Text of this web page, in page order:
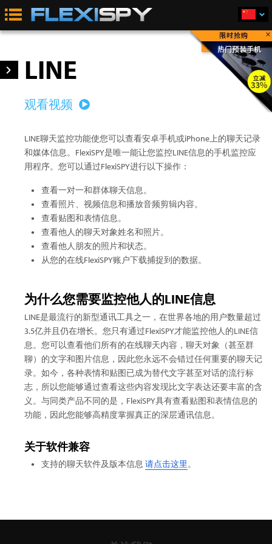
立即购买 ×
LINE
观看视频
LINE聊天监控功能使您可以查看安卓手机或iPhone上的聊天记录
和媒体信息。FlexiSPY是唯一能让您监控LINE信息的手机监控应
用程序。您可以通过FlexiSPY进行以下操作：
查看一对一和群体聊天信息。
查看照片、视频信息和播放音频剪辑内容。
查看贴图和表情信息。
查看他人的聊天对象姓名和照片。
查看他人朋友的照片和状态。
从您的在线FlexiSPY账户下载捕捉到的数据。
为什么您需要监控他人的LINE信息
LINE是最流行的新型通讯工具之一，在世界各地的用户数量超过
3.5亿并且仍在增长。您只有通过FlexiSPY才能监控他人的LINE信
息。您可以查看他们所有的在线聊天内容，聊天对象（甚至群
聊）的文字和图片信息，因此您永远不会错过任何重要的聊天记
录。如今，各种表情和贴图已成为替代文字甚至对话的流行标
志，所以您能够通过查看这些内容发现比文字表达还要丰富的含
义。与同类产品不同的是，FlexiSPY具有查看贴图和表情信息的
功能，因此您能够高精度掌握真正的深层通讯信息。
关于软件兼容
支持的聊天软件及版本信息 请点击这里。